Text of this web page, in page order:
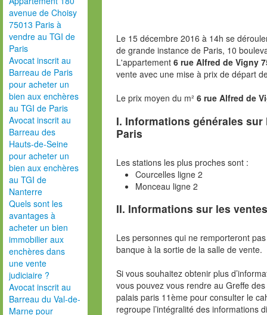
avenue de Choisy
75013 Paris à
vendre au TGI de
Paris
Avocat inscrit au
Barreau de Paris
pour acheter un
bien aux enchères
au TGI de Paris
Avocat inscrit au
Barreau des
Hauts-de-Seine
pour acheter un
bien aux enchères
au TGI de
Nanterre
Quels sont les
avantages à
acheter un bien
immobilier aux
enchères dans
une vente
judiciaire ?
Avocat inscrit au
Barreau du Val-de-
Marne pour
Le 15 décembre 2016 à 14h se
de grande instance de Paris, 10
L'appartement 6 rue Alfred de Vigny
vente avec une mise à prix de départ
Le prix moyen du m² 6 rue Alfred de
I. Informations générales
Paris
Les stations les plus proches sont :
Courcelles ligne 2
Monceau ligne 2
II. Informations sur les
Les personnes qui ne remporteront
banque à la sortie de la salle de vente.
Si vous souhaitez obtenir plus
vous pouvez vous rendre au Greffe
palais paris 11ème pour consulter le
regroupe l’intégralité des informations